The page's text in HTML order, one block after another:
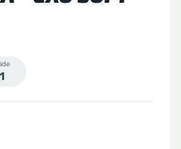
1